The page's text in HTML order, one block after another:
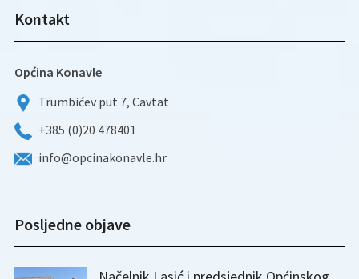
Kontakt
Općina Konavle
Trumbićev put 7, Cavtat
+385 (0)20 478401
info@opcinakonavle.hr
Posljedne objave